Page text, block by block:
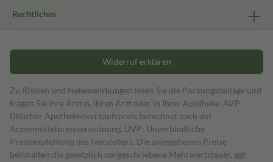
Rechtliches
Widerruf erklären
Zu Risiken und Nebenwirkungen lesen Sie die Packungsbeilage und
fragen Sie Ihre Ärztin, Ihren Arzt oder in Ihrer Apotheke. AVP:
Üblicher Apothekenverkaufspreis berechnet nach der
Arzneimittelpreisverordnung. UVP: Unverbindliche
Preisempfehlung des Herstellers. Die angegebenen Preise
beinhalten die gesetzlich vorgeschriebene Mehrwertsteuer, ggf.